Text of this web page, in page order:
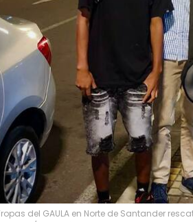
del GAULA en Norte de Santander